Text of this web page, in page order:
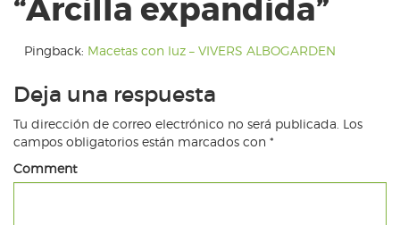
“Arcilla expandida”
Pingback: Macetas con luz – VIVERS ALBOGARDEN
Deja una respuesta
Tu dirección de correo electrónico no será publicada. Los
campos obligatorios están marcados con *
Comment